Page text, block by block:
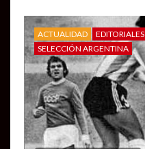
ACTUALIDAD EDITORIALES
SELECCIÓN ARGENTINA